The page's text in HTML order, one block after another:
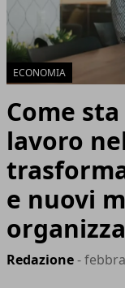
ECONOMIA
Come
lavoro
e nuovi
Redazione-